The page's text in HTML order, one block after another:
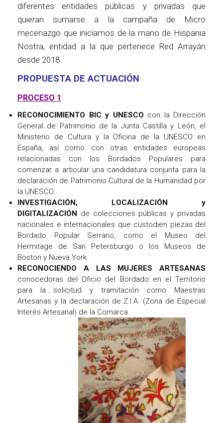
diferentes entidades públicas y privadas que
quieran sumarse a la campaña de Micro
mecenazgo que iniciamos de la mano de Hispania
Nostra, entidad a la que pertenece Red Arrayán
desde 2018.
PROPUESTA DE ACTUACIÓN
PROCESO 1
RECONOCIMIENTO BIC y UNESCO con la Dirección
General de Patrimonio de la Junta Castilla y León, el
Ministerio de Cultura y la Oficina de la UNESCO en
España, así como con otras entidades europeas
relacionadas con los Bordados Populares para
comenzar a articular una candidatura conjunta para la
declaración de Patrimonio Cultural de la Humanidad por
la UNESCO.
INVESTIGACIÓN, LOCALIZACIÓN y
DIGITALIZACIÓN de colecciones públicas y privadas
nacionales e internacionales que custodien piezas del
Bordado Popular Serrano, como el Museo del
Hermitage de San Petersburgo o los Museos de
Boston y Nueva York.
RECONOCIENDO A LAS MUJERES ARTESANAS
conocedoras del Oficio del Bordado en el Territorio
para la solicitud y tramitación como Maestras
Artesanas y la declaración de Z.I.A. (Zona de Especial
Interés Artesanal) de la Comarca.